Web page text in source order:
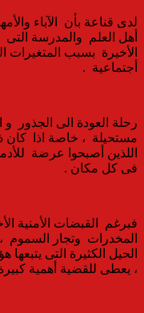
لدى قناعة بأن الآباء
أهل العلم والمدرسة
الأخيرة بسبب المتغيرات
أجتماعية .
رحلة العودة الى الجذور
مستحيلة ، خاصة اذا كان
اللذين أصبحوا عرضة
فى كل مكان .
فبرغم القبضات الأمنية
المخدرات وتجار السموم ،
الحيل الكثيرة التى
، يعطى للقضية أهمية